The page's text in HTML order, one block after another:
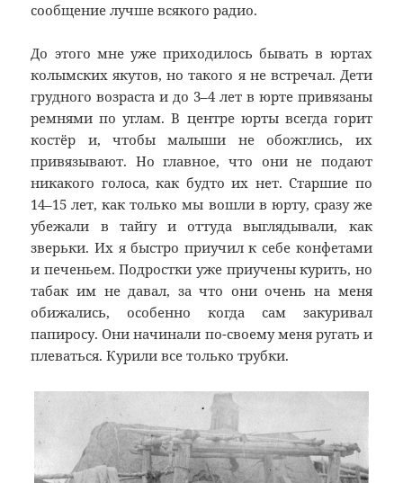
сообщение лучше всякого радио.
До этого мне уже приходилось бывать в юртах
колымских якутов, но такого я не встречал. Дети
грудного возраста и до 3–4 лет в юрте привязаны
ремнями по углам. В центре юрты всегда горит
костёр и, чтобы малыши не обожглись, их
привязывают. Но главное, что они не подают
никакого голоса, как будто их нет. Старшие по
14–15 лет, как только мы вошли в юрту, сразу же
убежали в тайгу и оттуда выглядывали, как
зверьки. Их я быстро приучил к себе конфетами
и печеньем. Подростки уже приучены курить, но
табак им не давал, за что они очень на меня
обижались, особенно когда сам закуривал
папиросу. Они начинали по-своему меня ругать и
плеваться. Курили все только трубки.